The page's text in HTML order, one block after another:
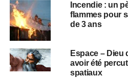
Incendie : un
flammes pour
de 3 ans
Espace – Dieu
avoir été
spatiaux